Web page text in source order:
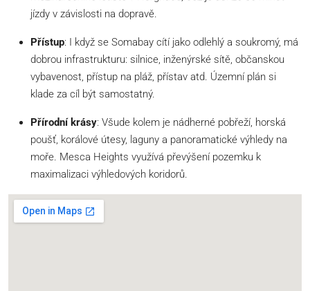
jízdy v závislosti na dopravě.
Přístup: I když se Somabay cítí jako odlehlý a soukromý, má
dobrou infrastrukturu: silnice, inženýrské sítě, občanskou
vybavenost, přístup na pláž, přístav atd. Územní plán si
klade za cíl být samostatný.
Přírodní krásy: Všude kolem je nádherné pobřeží, horská
poušť, korálové útesy, laguny a panoramatické výhledy na
moře. Mesca Heights využívá převýšení pozemku k
maximalizaci výhledových koridorů.